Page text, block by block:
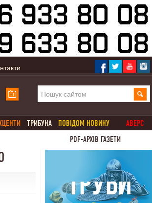
ТРИБУНА ПОВІДОМ НОВИНУ
АВЕРС
PDF-АРХІВ ГАЗЕТИ